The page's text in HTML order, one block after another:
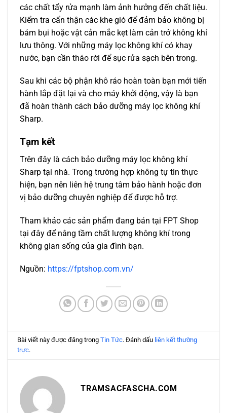
các chất tẩy rửa mạnh làm ảnh hưởng đến chất liệu.
Kiểm tra cẩn thận các khe gió để đảm bảo không bị
bám bụi hoặc vật cản mắc kẹt làm cản trở không khí
lưu thông. Với những máy lọc không khí có khay
nước, bạn cần tháo rời để sục rửa sạch bên trong.
Sau khi các bộ phận khô ráo hoàn toàn bạn mới tiến
hành lắp đặt lại và cho máy khởi động, vậy là bạn
đã hoàn thành cách bảo dưỡng máy lọc không khí
Sharp.
Tạm kết
Trên đây là cách bảo dưỡng máy lọc không khí
Sharp tại nhà. Trong trường hợp không tự tin thực
hiện, bạn nên liên hệ trung tâm bảo hành hoặc đơn
vị bảo dưỡng chuyên nghiệp để được hỗ trợ.
Tham khảo các sản phẩm đang bán tại FPT Shop
tại đây để nâng tầm chất lượng không khí trong
không gian sống của gia đình bạn.
Nguồn: https://fptshop.com.vn/
Bài viết này được đăng trongTin Tức. Đánh dấu liên kết thường
trực.
TRAMSACFASCHA.COM